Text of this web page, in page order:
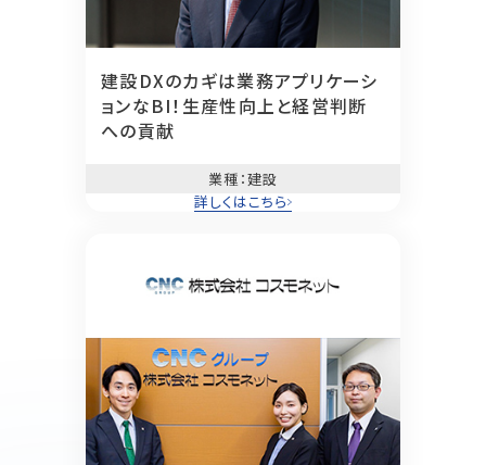
建設DXのカギは業務アプリケーシ
ョンなBI！ 生産性向上と経営判断
への貢献
業種 ：建設
詳しくはこちら